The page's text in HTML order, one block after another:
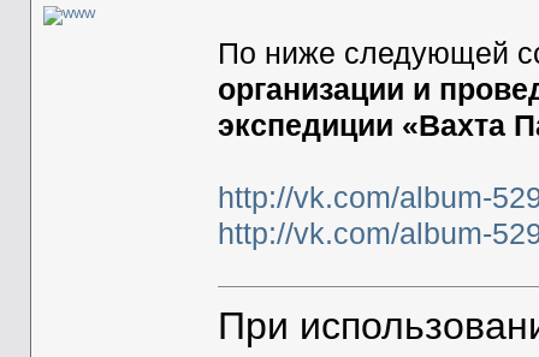
По ниже следующей
организации и
экспедиции «Вахта
http://vk.com/album-
http://vk.com/album-
При